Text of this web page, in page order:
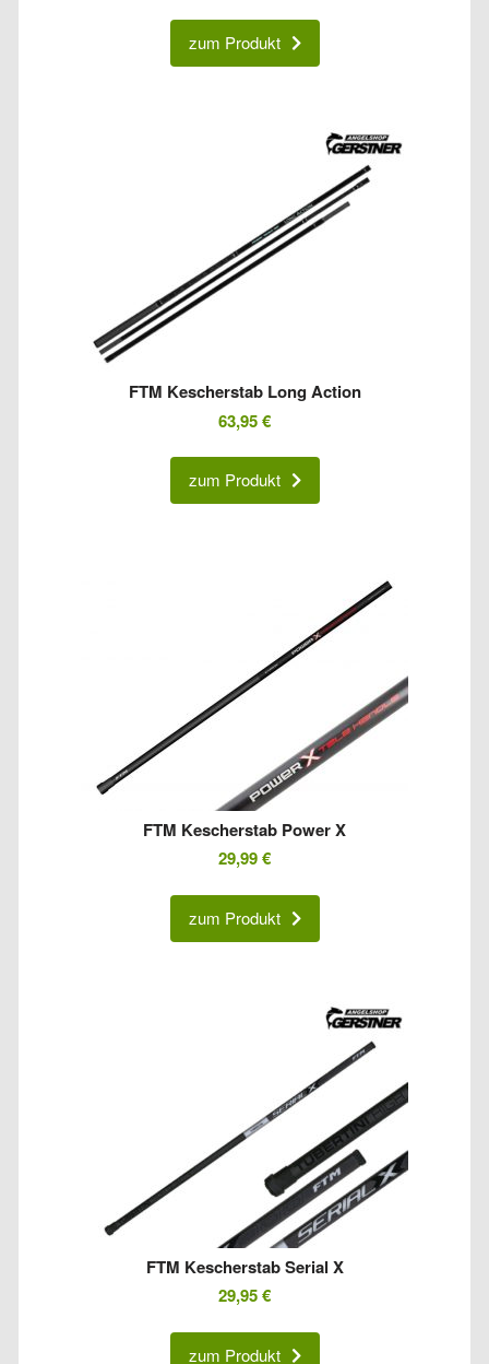
zum Produkt
FTM Kescherstab Long Action
63,95€
zum Produkt
FTM Kescherstab Power X
29,99€
zum Produkt
FTM Kescherstab Serial X
29,95€
zum Produkt